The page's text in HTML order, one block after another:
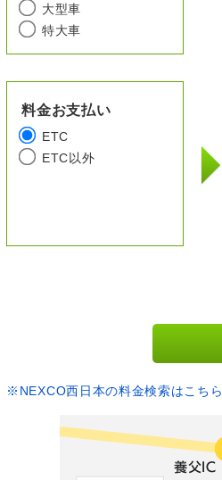
大型車
特大車
料金お支払い
ETC
ETC以外
※NEXCO西日本の料金検索はこちら